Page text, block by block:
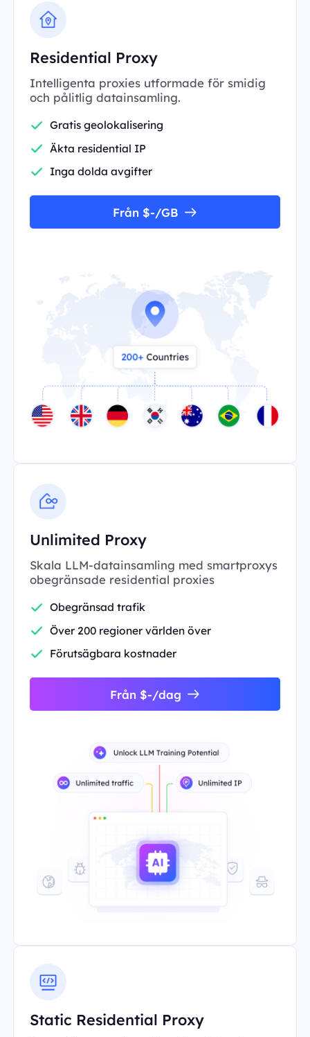
Residential Proxy
Intelligenta proxies utformade för smidig
och pålitlig datainsamling.
Gratis geolokalisering
Äkta residential IP
Inga dolda avgifter
Från $-/GB
Unlimited Proxy
Skala LLM-datainsamling med smartproxys
obegränsade residential proxies
Obegränsad trafik
Över 200 regioner världen över
Förutsägbara kostnader
Från $-/dag
Static Residential Proxy